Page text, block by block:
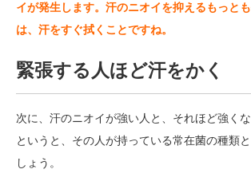
イが発生します。汗のニオイを抑えるもっと
は、汗をすぐ拭くことですね。
緊張する人ほど汗をかく
次に、汗のニオイが強い人と、それほど強く
というと、その人が持っている常在菌の種類
しょう。